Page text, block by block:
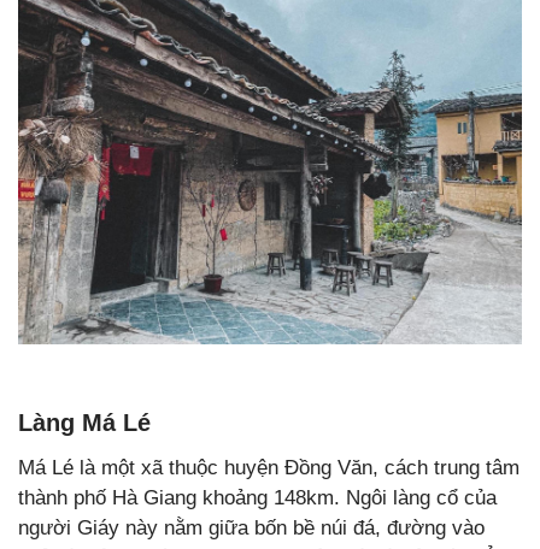
Làng Má Lé
Má Lé là một xã thuộc huyện Đồng Văn, cách trung tâm
thành phố Hà Giang khoảng 148km. Ngôi làng cổ của
người Giáy này nằm giữa bốn bề núi đá, đường vào